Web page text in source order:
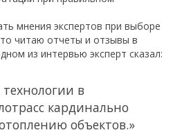
мнения экспертов при выборе
читаю отчеты и отзывы в
из интервью эксперт сказал:
в
кардинально
объектов.»